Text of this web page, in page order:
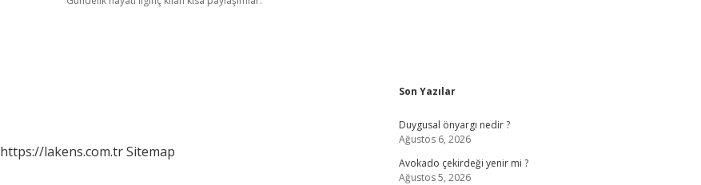
https://lakens.com.trSitemap
Sidebar
Son Yazılar
Duygusal önyargı nedir ?
Ağustos 6, 2026
Avokado çekirdeği yenir mi ?
Ağustos 5, 2026